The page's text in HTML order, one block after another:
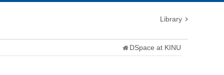
Library
DSpace at KINU